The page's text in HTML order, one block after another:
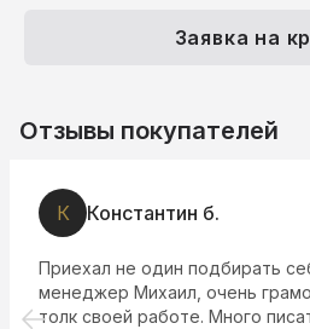
Заявка на
Отзывы покупателей
К Константин б.
Приехал не один подбирать
менеджер Михаил, очень
толк своей работе. Много